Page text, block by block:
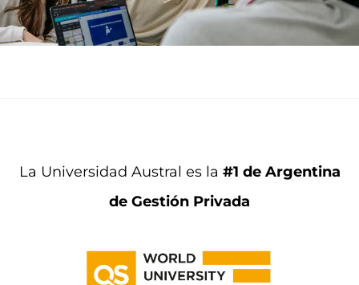
La Universidad Austral es la #1 de Argentina
de Gestión Privada